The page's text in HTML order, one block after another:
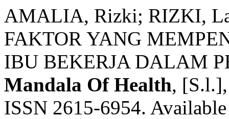
AMALIA, Rizki; RIZKI,
FAKTOR YANG
IBU BEKERJA DALAM
Mandala Of Health,
ISSN 2615-6954.